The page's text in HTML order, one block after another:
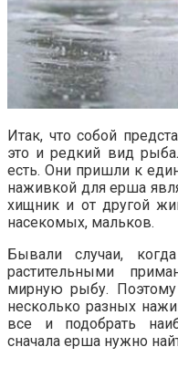
Итак, что собой
это и редкий вид
есть. Они пришли к
наживкой для ерша
хищник и от другой
насекомых, мальков.
Бывали случаи,
растительными
мирную рыбу.
несколько разных
все и подобрать
сначала ерша нужно